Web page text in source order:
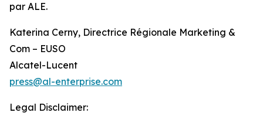
par ALE.
Katerina Cerny, Directrice Régionale Marketing &
Com – EUSO
Alcatel-Lucent
press@al-enterprise.com
Legal Disclaimer: